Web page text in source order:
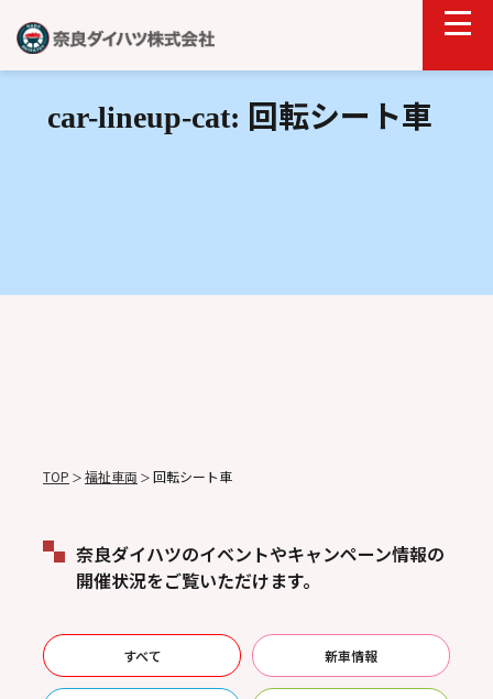
car-lineup-cat: 回転シート車
TOP ＞ 福祉車両 ＞ 回転シート車
奈良ダイハツのイベントやキャンペーン情報の
開催状況をご覧いただけます。
すべて 新車情報